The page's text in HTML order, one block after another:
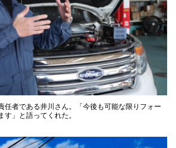
任者である井川さん。「今後も可能な限りフォー
」と語ってくれた。